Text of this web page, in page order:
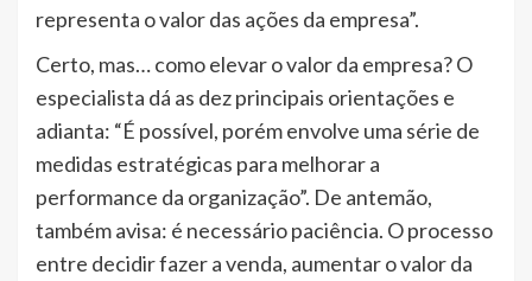
representa o valor das ações da empresa”.
Certo, mas… como elevar o valor da empresa? O
especialista dá as dez principais orientações e
adianta: “É possível, porém envolve uma série de
medidas estratégicas para melhorar a
performance da organização”. De antemão,
também avisa: é necessário paciência. O processo
entre decidir fazer a venda, aumentar o valor da